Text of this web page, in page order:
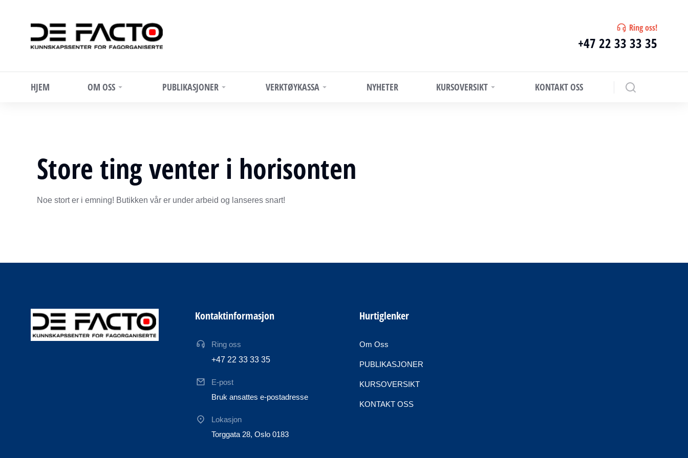
Ring oss!
+47 22 33 33 35
HJEM OM OSS PUBLIKASJONER VERKTØYKASSA NYHETER KURSOVERSIKT KONTAKT OSS
Store ting venter i horisonten
Noe stort er i emning! Butikken vår er under arbeid og lanseres snart!
Kontaktinformasjon
Ring oss
+47 22 33 33 35
E-post
Bruk ansattes e-postadresse
Lokasjon
Torggata 28, Oslo 0183
Hurtiglenker
Om Oss
PUBLIKASJONER
KURSOVERSIKT
KONTAKT OSS